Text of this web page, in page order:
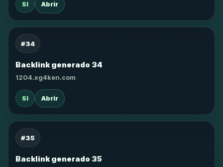
SI Abrir
#34
Backlink generado 34
1204.xg4ken.com
SI Abrir
#35
Backlink generado 35